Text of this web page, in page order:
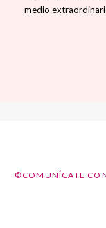
medio
©COMUNÍCATE